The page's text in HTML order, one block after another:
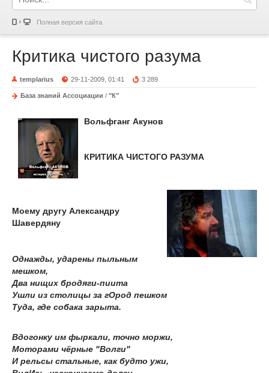
Полная версия сайта
Критика чистого разума
templarius 29-11-2009, 01:41 3 289
База знаний Ассоциации / "К"
Вольфганг Акунов
КРИТИКА ЧИСТОГО РАЗУМА
Моему другу Александру
Шавердяну
Однажды, ударены пыльным
мешком,
Два нищих бродяги-пиита
Ушли из столицы за гОрод пешком
Туда, где собака зарыта.
Вдогонку им фыркали, точно моржи,
Моторами чёрные "Волги"
И рельсы стальные, как будто ужи,